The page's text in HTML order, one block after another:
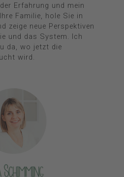
Erfahrung und mein
Familie, hole Sie in
zeige neue Perspektiven
und das System. Ich
da, wo jetzt die
wird.